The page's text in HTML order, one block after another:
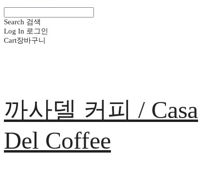
Search 검색
Log In 로그인
Cart장바구니
까사델 커피 / Casa
Del Coffee